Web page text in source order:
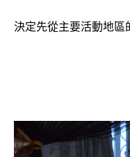
決定先從主要活動地區